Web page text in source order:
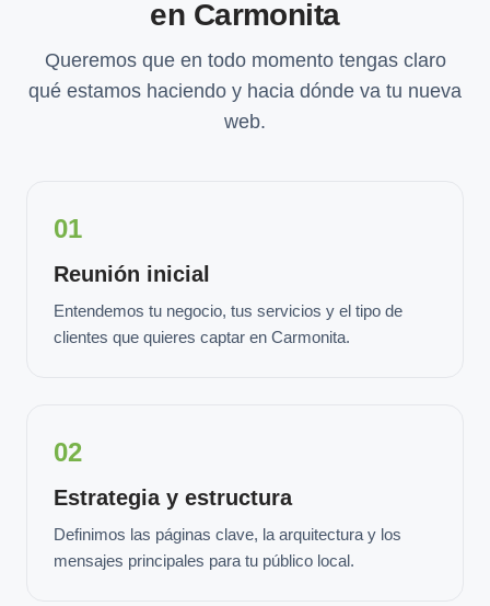
en Carmonita
Queremos que en todo momento tengas claro
qué estamos haciendo y hacia dónde va tu nueva
web.
01
Reunión inicial
Entendemos tu negocio, tus servicios y el tipo de
clientes que quieres captar en Carmonita.
02
Estrategia y estructura
Definimos las páginas clave, la arquitectura y los
mensajes principales para tu público local.